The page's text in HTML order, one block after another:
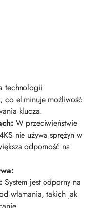
technologii
co eliminuje możliwość
klucza.
W przeciwieństwie
nie używa sprężyn w
odporność na
System jest odporny na
włamania, takich jak